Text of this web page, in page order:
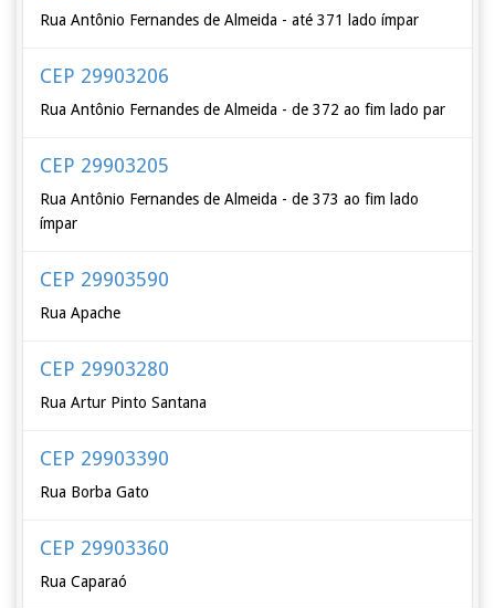
Rua Antônio Fernandes de Almeida - até 371 lado ímpar
CEP 29903206
Rua Antônio Fernandes de Almeida - de 372 ao fim lado par
CEP 29903205
Rua Antônio Fernandes de Almeida - de 373 ao fim lado
ímpar
CEP 29903590
Rua Apache
CEP 29903280
Rua Artur Pinto Santana
CEP 29903390
Rua Borba Gato
CEP 29903360
Rua Caparaó